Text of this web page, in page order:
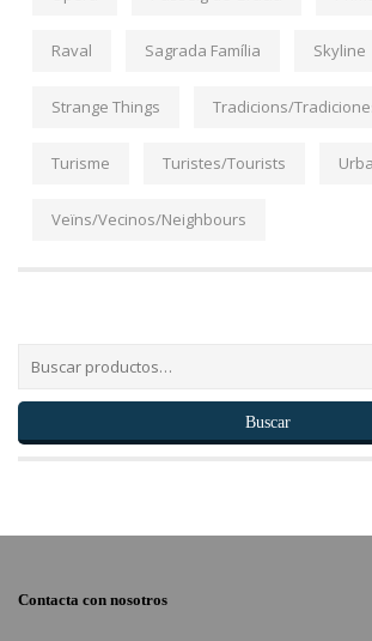
Raval Sagrada Família Skyline
Strange Things Tradicions/
Turisme Turistes/Tourists
Veïns/Vecinos/Neighbours
Buscar
Contacta con nosotros